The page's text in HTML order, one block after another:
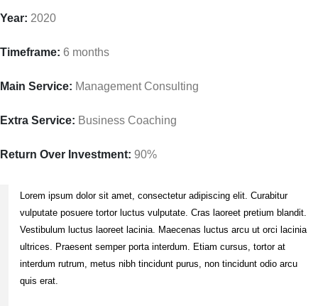
Year: 2020
Timeframe: 6 months
Main Service: Management Consulting
Extra Service: Business Coaching
Return Over Investment: 90%
Lorem ipsum dolor sit amet, consectetur adipiscing elit. Curabitur
vulputate posuere tortor luctus vulputate. Cras laoreet pretium blandit.
Vestibulum luctus laoreet lacinia. Maecenas luctus arcu ut orci lacinia
ultrices. Praesent semper porta interdum. Etiam cursus, tortor at
interdum rutrum, metus nibh tincidunt purus, non tincidunt odio arcu
quis erat.